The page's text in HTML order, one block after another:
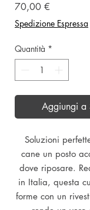
70,00 €
Spedizione Espressa
Quantità *
Aggiungi a
Soluzioni
cane un posto
dove riposare.
in Italia, questa
forme con un